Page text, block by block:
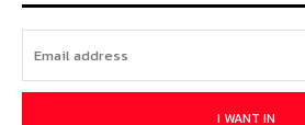
I WANT IN